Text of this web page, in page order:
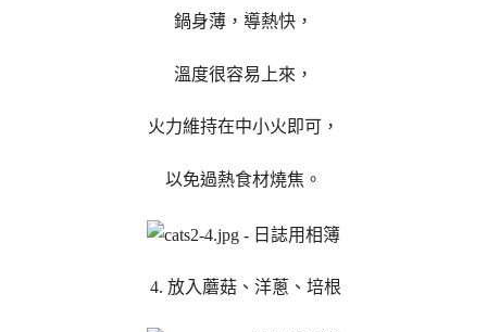
鍋身薄，導熱快，
溫度很容易上來，
火力維持在中小火即可，
以免過熱食材燒焦。
4. 放入蘑菇、洋蔥、培根